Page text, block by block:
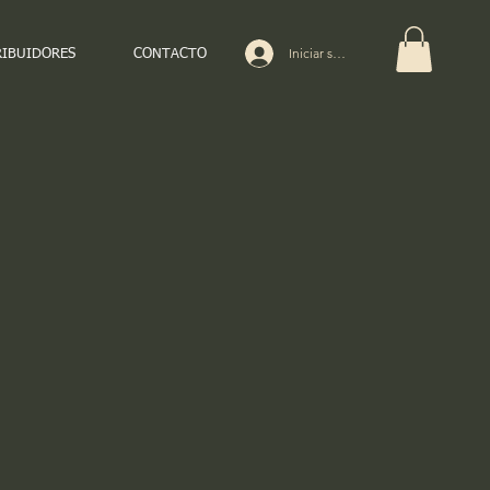
CONTACTO Iniciar sesión